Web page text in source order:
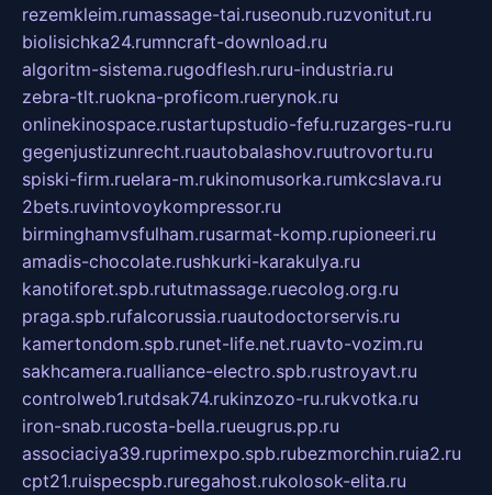
rezemkleim.rumassage-tai.ruseonub.ruzvonitut.ru
biolisichka24.rumncraft-download.ru
algoritm-sistema.rugodflesh.ruru-industria.ru
zebra-tlt.ruokna-proficom.ruerynok.ru
onlinekinospace.rustartupstudio-fefu.ruzarges-ru.ru
gegenjustizunrecht.ruautobalashov.ruutrovortu.ru
spiski-firm.ruelara-m.rukinomusorka.rumkcslava.ru
2bets.ruvintovoykompressor.ru
birminghamvsfulham.rusarmat-komp.rupioneeri.ru
amadis-chocolate.rushkurki-karakulya.ru
kanotiforet.spb.rututmassage.ruecolog.org.ru
praga.spb.rufalcorussia.ruautodoctorservis.ru
kamertondom.spb.runet-life.net.ruavto-vozim.ru
sakhcamera.rualliance-electro.spb.rustroyavt.ru
controlweb1.rutdsak74.rukinzozo-ru.rukvotka.ru
iron-snab.rucosta-bella.rueugrus.pp.ru
associaciya39.ruprimexpo.spb.rubezmorchin.ruia2.ru
cpt21.ruispecspb.ruregahost.rukolosok-elita.ru